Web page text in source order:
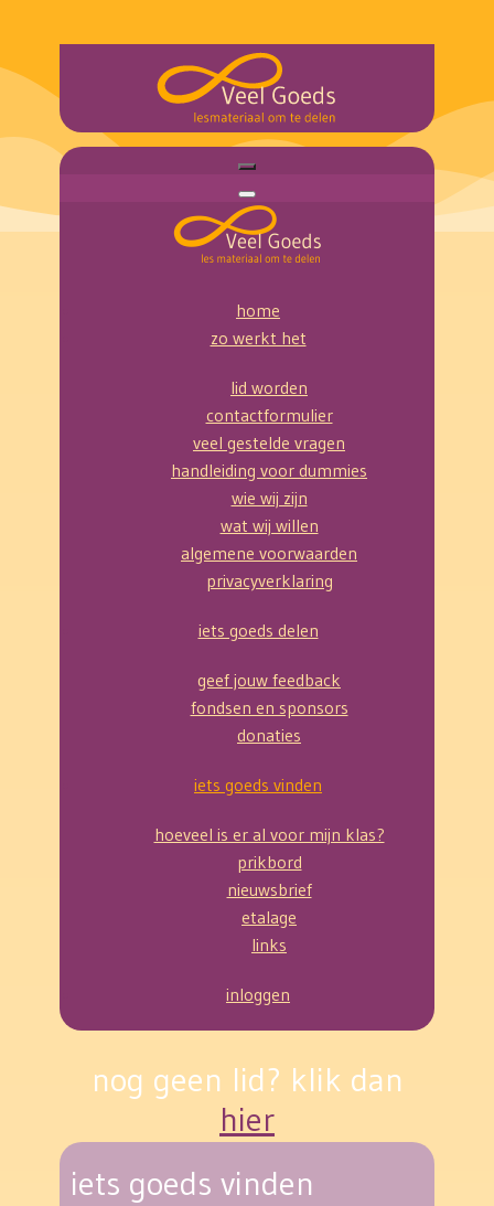
home
zo werkt het
lid worden
contactformulier
veel gestelde vragen
handleiding voor dummies
wie wij zijn
wat wij willen
algemene voorwaarden
privacyverklaring
iets goeds delen
geef jouw feedback
fondsen en sponsors
donaties
iets goeds vinden
hoeveel is er al voor mijn klas?
prikbord
nieuwsbrief
etalage
links
inloggen
nog geen lid? klik dan
hier
iets goeds vinden